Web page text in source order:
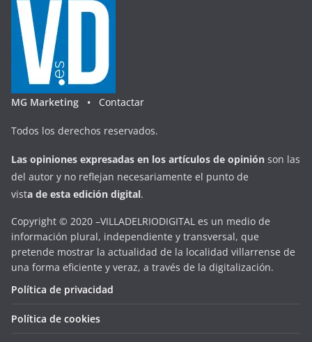
MG Marketing • Contactar
Todos los derechos reservados.
Las opiniones expresadas en los artículos de opinión son las
del autor y no reflejan necesariamente el punto de
vista de esta edición digital.
Copyright © 2020 –VILLADELRIODIGITAL es un medio de
información plural, independiente y transversal, que
pretende mostrar la actualidad de la localidad villarrense de
una forma eficiente y veraz, a través de la digitalización.
Política de privacidad
Política de cookies